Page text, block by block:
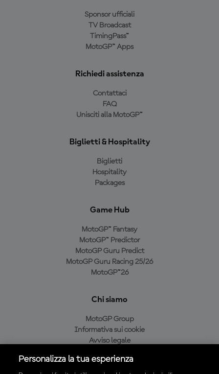
Sponsor ufficiali
TV Broadcast
TimingPass™
MotoGP™ Apps
Richiedi assistenza
Contattaci
FAQ
Unisciti alla MotoGP™
Biglietti & Hospitality
Biglietti
Hospitality
Packages
Game Hub
MotoGP™ Fantasy
MotoGP™ Predictor
MotoGP Guru Predict
MotoGP Guru Racing 25/26
MotoGP™26
Chi siamo
MotoGP Group
Informativa sui cookie
Avviso legale
Condizioni di acquisto
Personalizza la tua esperienza